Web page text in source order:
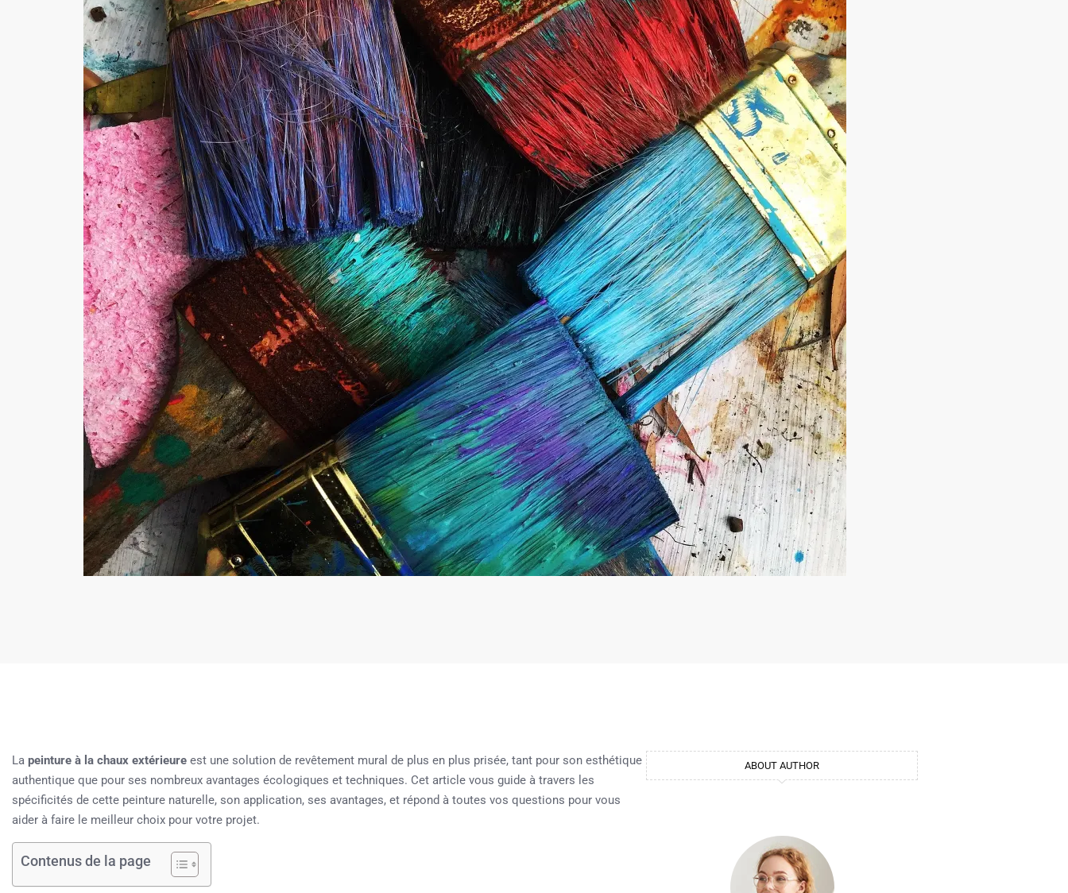
La peinture à la chaux extérieure est une solution de revêtement mural de plus en plus prisée, tant pour son esthétique
authentique que pour ses nombreux avantages écologiques et techniques. Cet article vous guide à travers les
spécificités de cette peinture naturelle, son application, ses avantages, et répond à toutes vos questions pour vous
aider à faire le meilleur choix pour votre projet.
Contenus de la page
ABOUT AUTHOR